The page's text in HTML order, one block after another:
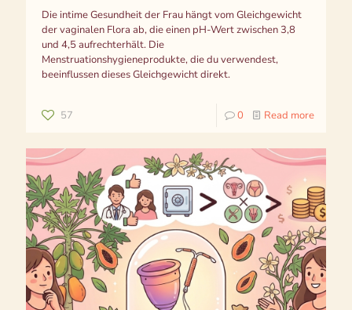
Die intime Gesundheit der Frau hängt vom Gleichgewicht
der vaginalen Flora ab, die einen pH-Wert zwischen 3,8
und 4,5 aufrechterhält. Die
Menstruationshygieneprodukte, die du verwendest,
beeinflussen dieses Gleichgewicht direkt.
57 0 Read more